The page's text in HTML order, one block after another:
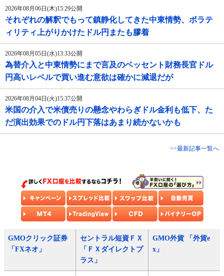
2026年08月06日(木)15:29公開
それぞれの解釈でもって鎮静化してきた中東情勢、ボラテ
ィリティ上がりかけたドル円またも膠着
2026年08月05日(水)13:33公開
為替介入と中東情勢にまで言及のベッセント財務長官ドル
円高いレベルで買い進む意欲は確かに減退だが
2026年08月04日(火)15:37公開
米国の介入で米債売りの懸念やわらぎドル金利も低下、た
だ演出効果でのドル円下落はあまり続かないかも
>>最新記事一覧へ
GMOクリック証券
「FXネオ」
セントラル短資ＦＸ
「ＦＸダイレクトプ
ラス」
GMO外貨 「外貨e
x」